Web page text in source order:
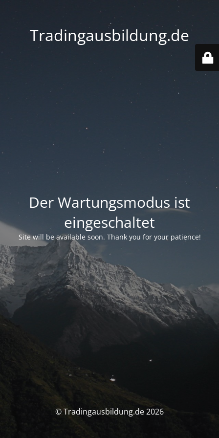
Tradingausbildung.de
Der Wartungsmodus ist
eingeschaltet
Site will be available soon. Thank you for your patience!
© Tradingausbildung.de 2026